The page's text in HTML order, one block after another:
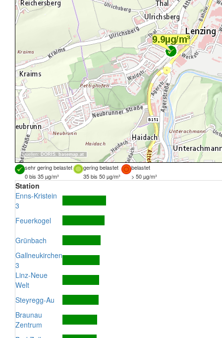
Quellen: DORIS, basemap.at
sehr gering belastet gering belastet
belastet
0 bis 35 µg/m³
35 bis 50 µg/m³ > 50 µg/m³
Station
Enns-Kristein
3
Feuerkogel
Grünbach
Gallneukirchen
3
Linz-Neue
Welt
Steyregg-Au
Braunau
Zentrum